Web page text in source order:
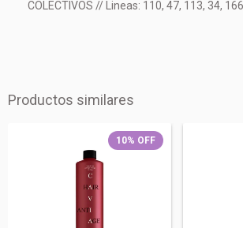
COLECTIVOS // Lineas: 110, 47, 113, 34,
Productos similares
10% OFF